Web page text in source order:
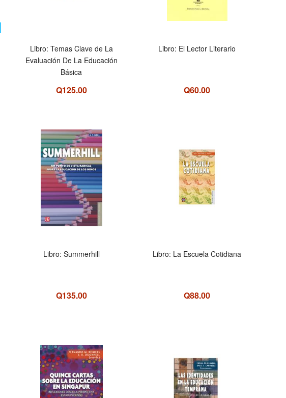
Libro: Temas Clave de La
Evaluación De La Educación
Básica
Q125.00
Libro: El Lector Literario
Q60.00
Libro: Summerhill
Q135.00
Libro: La Escuela Cotidiana
Q88.00